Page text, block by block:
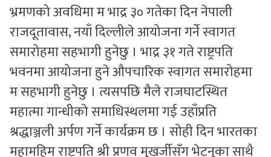
भ्रमणको अवधिमा म भाद्र ३० गतेका दिन नेपाली
राजदूतावास, नयाँ दिल्लीले आयोजना गर्ने स्वागत
समारोहमा सहभागी हुनेछु । भाद्र ३१ गते राष्ट्रपति
भवनमा आयोजना हुने औपचारिक स्वागत समारोहमा
म सहभागी हुनेछु । त्यसपछि मैले राजघाटस्थित
महात्मा गान्धीको समाधिस्थलमा गई उहाँप्रति
श्रद्धाञ्जली अर्पण गर्ने कार्यक्रम छ । सोही दिन भारतका
महामहिम राष्ट्रपति श्री प्रणव मुखर्जीसँग भेट्नुका साथै